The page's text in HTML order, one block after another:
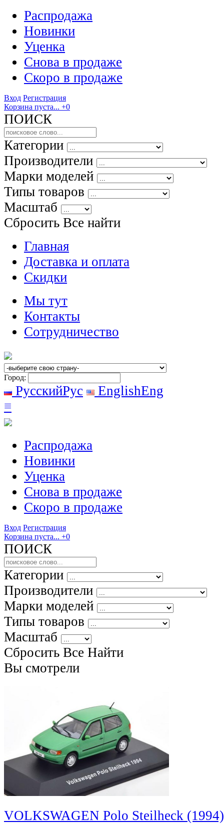
Распродажа
Новинки
Уценка
Снова в продаже
Скоро в продаже
Вход Регистрация
Корзина пуста... +0
ПОИСК
Категории
Производители
Марки моделей
Типы товаров
Масштаб
Сбросить Все найти
Главная
Доставка и оплата
Скидки
Мы тут
Контакты
Сотрудничество
Город:
РусскийРус EnglishEng
≡
Распродажа
Новинки
Уценка
Снова в продаже
Скоро в продаже
Вход Регистрация
Корзина пуста... +0
ПОИСК
Категории
Производители
Марки моделей
Типы товаров
Масштаб
Сбросить Все Найти
Вы смотрели
VOLKSWAGEN Polo Steilheck